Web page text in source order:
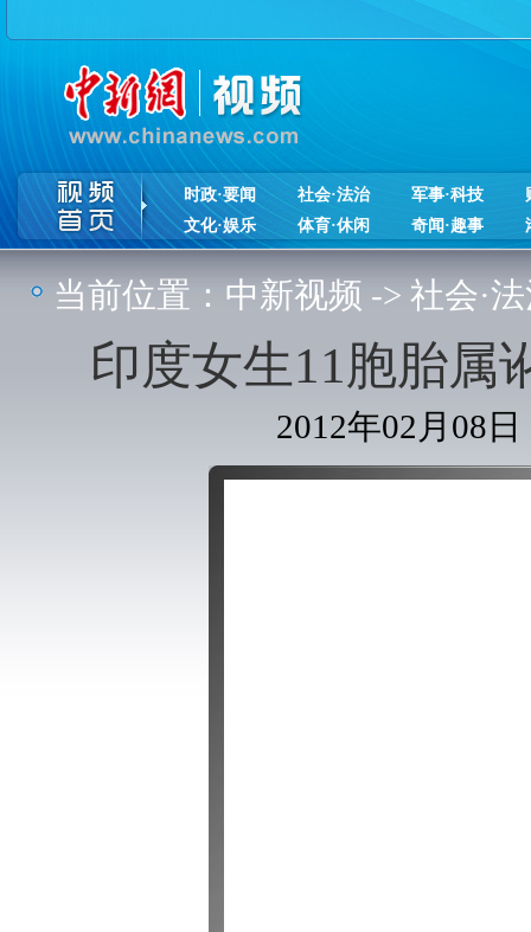
时政·要闻 社会·法治 军事·科技
文化·娱乐
体育·休闲 奇闻·趣事
当前位置： 中新视频 -> 社会·
印度女生11胞胎属
2012年02月08